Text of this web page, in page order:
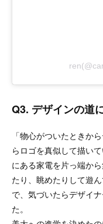
Q3. デザインの道
「物心がついたときか
らロゴを真似して描い
にある家電を片っ端か
たり、眺めたりして遊
で、気づいたらデザイ
た。